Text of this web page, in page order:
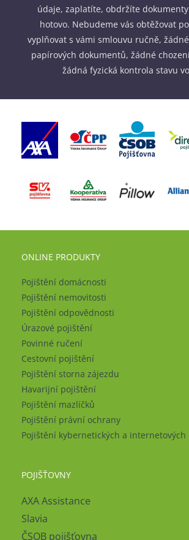
údaje, zaplatíte, obdržíte
hotovo. Nebudeme vás obtěžovat
vyplňovat s vámi smlouvu ručně,
papírových dokumentů, žádné
žádná fyzická kontrola stavu
ONLINE PRODUKTY
Pojištění domácnosti
Pojištění nemovitosti
Pojištění odpovědnosti
Úrazové pojištění
Povinné ručení
Cestovní pojištění
Pojištění storna zájezdu
Havarijní pojištění
Pojištění mazlíčků
Pojištění právní ochrany
Pojištění kybernetických a internetových
POJIŠŤOVNY
AXA Assistance
Slavia
ČSOB pojišťovna